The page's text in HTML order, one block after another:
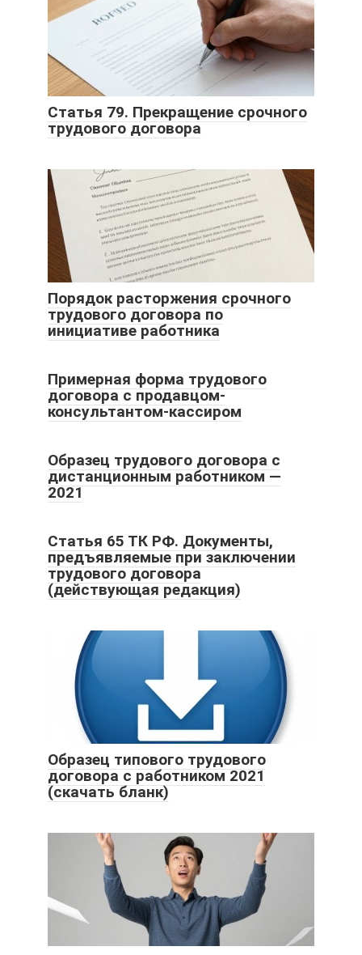
Статья 79. Прекращение срочного
трудового договора
Порядок расторжения срочного
трудового договора по
инициативе работника
Примерная форма трудового
договора с продавцом-
консультантом-кассиром
Образец трудового договора с
дистанционным работником —
2021
Статья 65 ТК РФ. Документы,
предъявляемые при заключении
трудового договора
(действующая редакция)
Образец типового трудового
договора с работником 2021
(скачать бланк)